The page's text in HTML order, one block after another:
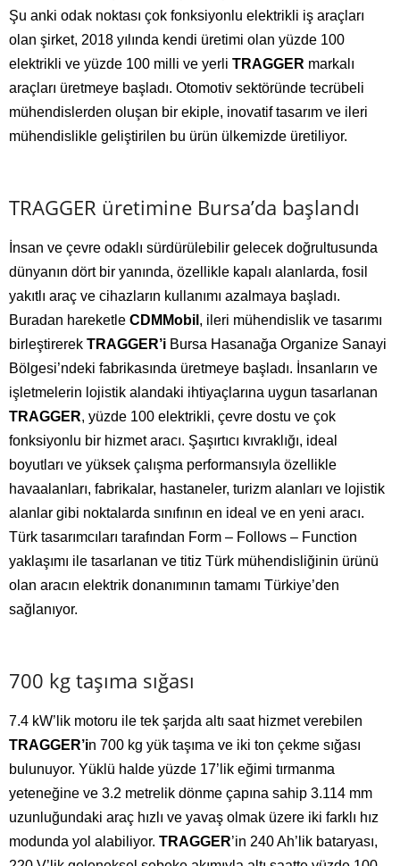
Şu anki odak noktası çok fonksiyonlu elektrikli iş araçları
olan şirket, 2018 yılında kendi üretimi olan yüzde 100
elektrikli ve yüzde 100 milli ve yerli TRAGGER markalı
araçları üretmeye başladı. Otomotiv sektöründe tecrübeli
mühendislerden oluşan bir ekiple, inovatif tasarım ve ileri
mühendislikle geliştirilen bu ürün ülkemizde üretiliyor.
TRAGGER üretimine Bursa’da başlandı
İnsan ve çevre odaklı sürdürülebilir gelecek doğrultusunda
dünyanın dört bir yanında, özellikle kapalı alanlarda, fosil
yakıtlı araç ve cihazların kullanımı azalmaya başladı.
Buradan hareketle CDMMobil , ileri mühendislik ve tasarımı
birleştirerek TRAGGER’i Bursa Hasanağa Organize Sanayi
Bölgesi’ndeki fabrikasında üretmeye başladı. İnsanların ve
işletmelerin lojistik alandaki ihtiyaçlarına uygun tasarlanan
TRAGGER, yüzde 100 elektrikli, çevre dostu ve çok
fonksiyonlu bir hizmet aracı. Şaşırtıcı kıvraklığı, ideal
boyutları ve yüksek çalışma performansıyla özellikle
havaalanları, fabrikalar, hastaneler, turizm alanları ve lojistik
alanlar gibi noktalarda sınıfının en ideal ve en yeni aracı.
Türk tasarımcıları tarafından Form – Follows – Function
yaklaşımı ile tasarlanan ve titiz Türk mühendisliğinin ürünü
olan aracın elektrik donanımının tamamı Türkiye’den
sağlanıyor.
700 kg taşıma sığası
7.4 kW’lik motoru ile tek şarjda altı saat hizmet verebilen
TRAGGER’in 700 kg yük taşıma ve iki ton çekme sığası
bulunuyor. Yüklü halde yüzde 17’lik eğimi tırmanma
yeteneğine ve 3.2 metrelik dönme çapına sahip 3.114 mm
uzunluğundaki araç hızlı ve yavaş olmak üzere iki farklı hız
modunda yol alabiliyor. TRAGGER’in 240 Ah’lik bataryası,